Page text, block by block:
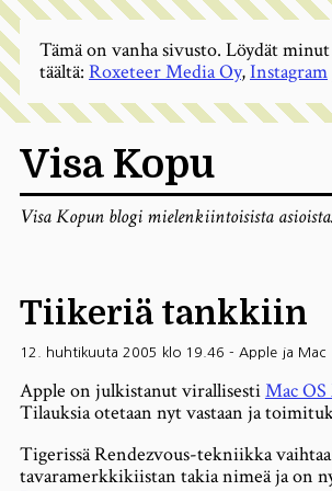
Visa Kopu
Visa Kopun blogi mielenkiintoisista asioista.
Tiikeriä tankkiin
12. huhtikuuta 2005 klo 19.46 - Apple ja Mac
Apple on julkistanut virallisestiMac
Tilauksia otetaan nyt vastaan ja
Tigerissä Rendezvous-tekniikka vaihtaa
tavaramerkkikiistan takia nimeä ja on
Tämä on vanha sivusto. Löydät
täältä: Roxeteer Media Oy,Instagram